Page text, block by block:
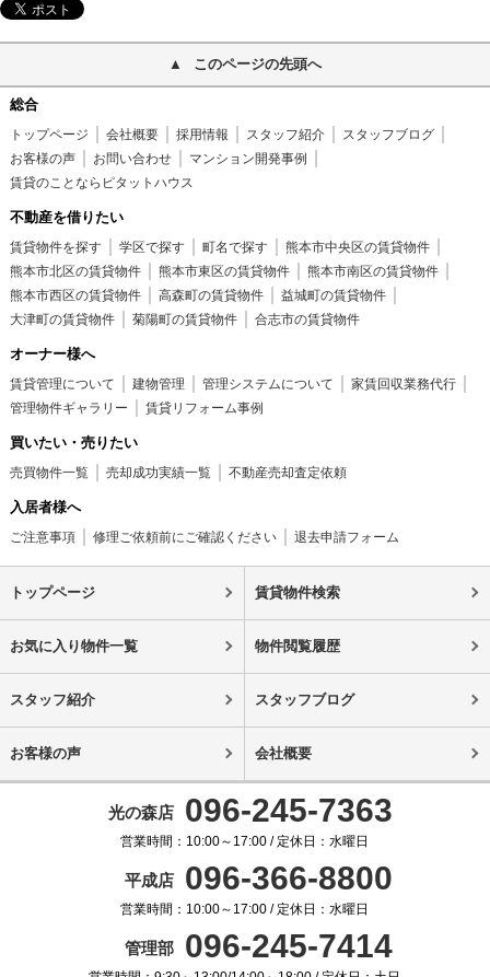
このページの先頭へ
総合
トップページ 会社概要 採用情報 スタッフ紹介
スタッフブログ
お客様の声
お問い合わせ
マンション開発事例
賃貸のことならピタットハウス
不動産を借りたい
賃貸物件を探す 学区で探す 町名で探す
熊本市中央区の賃貸物件
熊本市北区の賃貸物件
熊本市東区の賃貸物件
熊本市南区の賃貸物件
熊本市西区の賃貸物件
高森町の賃貸物件
益城町の賃貸物件
大津町の賃貸物件
菊陽町の賃貸物件 合志市の賃貸物件
オーナー様へ
賃貸管理について 建物管理 管理システムについて
家賃回収業務代行
管理物件ギャラリー
賃貸リフォーム事例
買いたい・売りたい
売買物件一覧 売却成功実績一覧 不動産売却査定依頼
入居者様へ
ご注意事項 修理ご依頼前にご確認ください 退去申請フォーム
トップページ 賃貸物件検索
お気に入り物件一覧 物件閲覧履歴
スタッフ紹介 スタッフブログ
お客様の声 会社概要
光の森店 096-245-7363
営業時間：10:00～17:00 / 定休日：水曜日
平成店 096-366-8800
営業時間：10:00～17:00 / 定休日：水曜日
管理部 096-245-7414